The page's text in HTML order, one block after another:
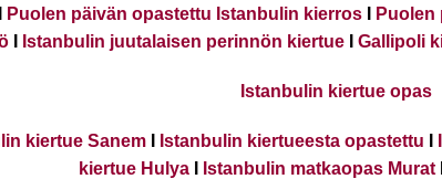
Puolen päivän opastettu Istanbulin kierrosI
I Istanbulin juutalaisen perinnön kiertueI Gallipoli
Istanbulin kiertue opas
kiertue SanemI Istanbulin kiertueesta opastettu
kiertue HulyaI Istanbulin matkaopas MuratI